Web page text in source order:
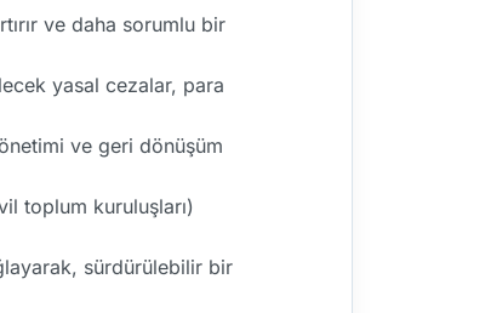
ve daha sorumlu bir
yasal cezalar, para
ve geri dönüşüm
toplum kuruluşları)
sürdürülebilir bir